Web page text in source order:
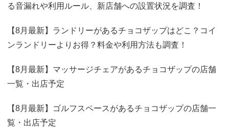
る音漏れや利用ルール、新店舗への設置状況を調査！
【8月最新】ランドリーがあるチョコザップはどこ？コイ
ンランドリーよりお得？料金や利用方法も調査！
【8月最新】マッサージチェアがあるチョコザップの店舗
一覧・出店予定
【8月最新】ゴルフスペースがあるチョコザップの店舗一
覧・出店予定